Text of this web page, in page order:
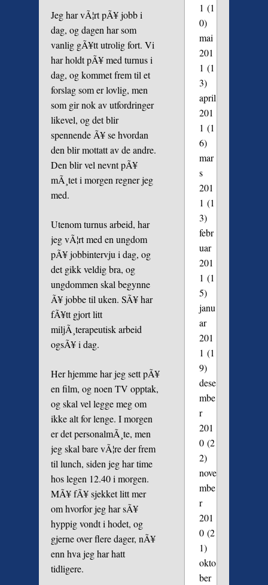
Jeg har vÃ¦rt pÃ¥ jobb i
dag, og dagen har som
vanlig gÃ¥tt utrolig fort. Vi
har holdt pÃ¥ med turnus i
dag, og kommet frem til et
forslag som er lovlig, men
som gir nok av utfordringer
likevel, og det blir
spennende Ã¥ se hvordan
den blir mottatt av de andre.
Den blir vel nevnt pÃ¥
mÃ¸tet i morgen regner jeg
med.
Utenom turnus arbeid, har
jeg vÃ¦rt med en ungdom
pÃ¥ jobbintervju i dag, og
det gikk veldig bra, og
ungdommen skal begynne
Ã¥ jobbe til uken. SÃ¥ har
fÃ¥tt gjort litt
miljÃ¸terapeutisk arbeid
ogsÃ¥ i dag.
Her hjemme har jeg sett pÃ¥
en film, og noen TV opptak,
og skal vel legge meg om
ikke alt for lenge. I morgen
er det personalmÃ¸te, men
jeg skal bare vÃ¦re der frem
til lunch, siden jeg har time
hos legen 12.40 i morgen.
MÃ¥ fÃ¥ sjekket litt mer
om hvorfor jeg har sÃ¥
hyppig vondt i hodet, og
gjerne over flere dager, nÃ¥
enn hva jeg har hatt
tidligere.
1 (1
0)
mai
201
1 (1
3)
april
201
1 (1
6)
mar
s
201
1 (1
3)
febr
uar
201
1 (1
5)
janu
ar
201
1 (1
9)
dese
mbe
r
201
0(2
2)
nove
mbe
r
201
0(2
1)
okto
ber